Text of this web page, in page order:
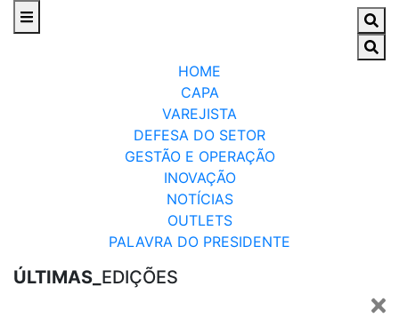
HOME
CAPA
VAREJISTA
DEFESA DO SETOR
GESTÃO E OPERAÇÃO
INOVAÇÃO
NOTÍCIAS
OUTLETS
PALAVRA DO PRESIDENTE
ÚLTIMAS_ EDIÇÕES